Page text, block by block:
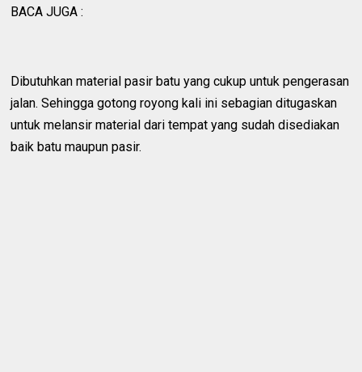
BACA JUGA :
Dibutuhkan material pasir batu yang cukup untuk pengerasan
jalan. Sehingga gotong royong kali ini sebagian ditugaskan
untuk melansir material dari tempat yang sudah disediakan
baik batu maupun pasir.